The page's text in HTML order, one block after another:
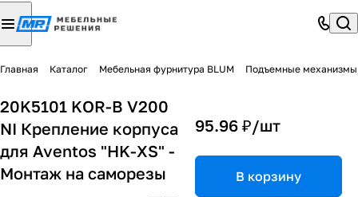
Главная Каталог Мебельная фурнитура BLUM Подъемные механизмы
20K5101 KOR-B V200
NI Крепление корпуса
для Aventos "HK-XS" -
Монтаж на саморезы
95.96 ₽/шт
В корзину